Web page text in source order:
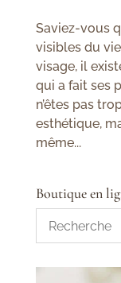
Saviez-vous
visibles du
visage, il
qui a fait ses
n’êtes pas
esthétique,
même...
Boutique en